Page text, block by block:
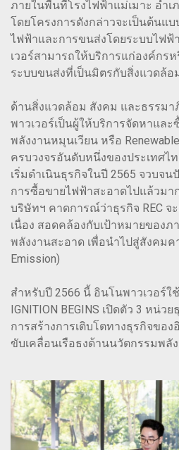
ภายในพื้นที่โรงไฟฟ้าแม่เมาะ อำเ
โดยโครงการดังกล่าวจะเป็นต้นแ
ไฟฟ้าและการขนส่งโดยระบบไฟฟ้
เวอร์สามารถให้บริการแก่องค์กร
ระบบขนส่งที่เป็นมิตรกับสิ่งแวดล้อ
ด้านสิ่งแวดล้อม สังคม และธรรมา
พาวเวอร์เป็นผู้ให้บริการจัดหาแล
พลังงานหมุนเวียน หรือ Renewable
ครบวงจรอันดับหนึ่งของประเทศไ
เริ่มดำเนินธุรกิจในปี 2565 จวบจ
การซื้อขายไฟฟ้าสะอาดไปแล้วมา
บริษัทฯ คาดการณ์ว่าธุรกิจ REC จ
เนื่อง สอดคล้องกับเป้าหมายของ
พลังงานสะอาด เพื่อนำไปสู่สังคมค
Emission)
สำหรับปี 2566 นี้ อินโนพาวเวอร์ใช้
IGNITION BEGINS เปิดตัว 3 หน่ว
การสร้างการเติบโตทางธุรกิจขอ
ขับเคลื่อนเรือธงด้านนวัตกรรมพลั